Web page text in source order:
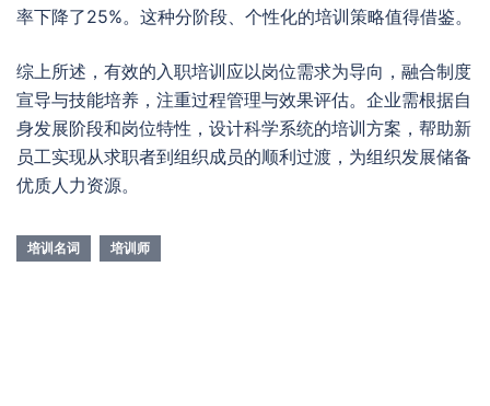
率下降了25%。这种分阶段、个性化的培训策略值得借鉴。
综上所述，有效的入职培训应以岗位需求为导向，融合制度
宣导与技能培养，注重过程管理与效果评估。企业需根据自
身发展阶段和岗位特性，设计科学系统的培训方案，帮助新
员工实现从求职者到组织成员的顺利过渡，为组织发展储备
优质人力资源。
培训名词 培训师